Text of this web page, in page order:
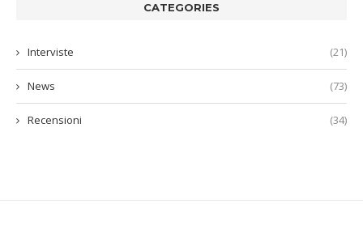
CATEGORIES
Interviste (21)
News (73)
Recensioni (34)